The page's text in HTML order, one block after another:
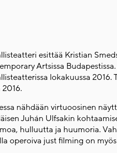
esittää Kristian
Artsissa
lokakuussa 2016.
nähdään virtuoosinen
Juhán Ulfsakin
hulluutta ja huumoria.
operoiva just filming on